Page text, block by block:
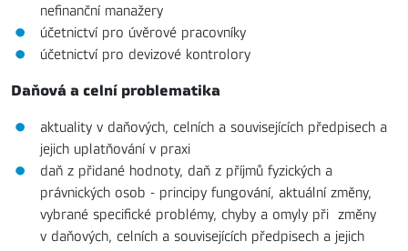
nefinanční manažery
účetnictví pro úvěrové pracovníky
účetnictví pro devizové kontrolory
Daňová a celní problematika
aktuality v daňových, celních a souvisejících předpisech a
jejich uplatňování v praxi
daň z přidané hodnoty, daň z příjmů fyzických a
právnických osob - principy fungování, aktuální změny,
vybrané specifické problémy, chyby a omyly při změny
v daňových, celních a souvisejících předpisech a jejich